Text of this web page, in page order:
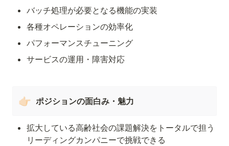
バッチ処理が必要となる機能の実装
各種オペレーションの効率化
パフォーマンスチューニング
サービスの運用・障害対応
👉🏻 ポジションの面白み・魅力
拡大している高齢社会の課題解決をトータルで担う
リーディングカンパニーで挑戦できる